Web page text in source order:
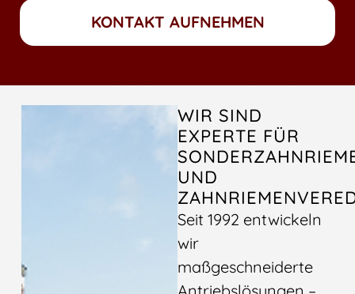
KONTAKT AUFNEHMEN
WIR SIND
EXPERTE FÜR
UND
Seit 1992 entwickeln
wir
maßgeschneiderte